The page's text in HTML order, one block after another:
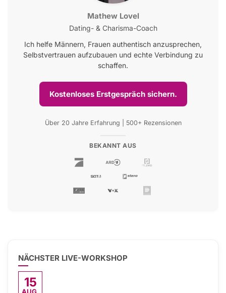
Mathew Lovel
Dating- & Charisma-Coach
Ich helfe Männern, Frauen authentisch anzusprechen,
Selbstvertrauen aufzubauen und echte Verbindung zu
schaffen.
Kostenloses Erstgespräch sichern.
Über 20 Jahre Erfahrung | 500+ Rezensionen
BEKANNT AUS
NÄCHSTER LIVE-WORKSHOP
15
AUG.